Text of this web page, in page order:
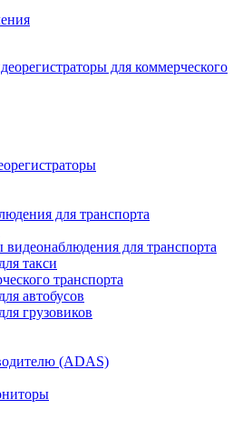
для коммерческого
для транспорта
для транспорта
такси
транспорта
автобусов
грузовиков
(ADAS)